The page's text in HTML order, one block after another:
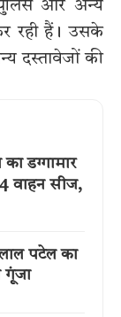
और अन्य
रही हैं। उसके
दस्तावेजों की
डग्गामार
वाहन सीज,
पटेल का
गूंजा